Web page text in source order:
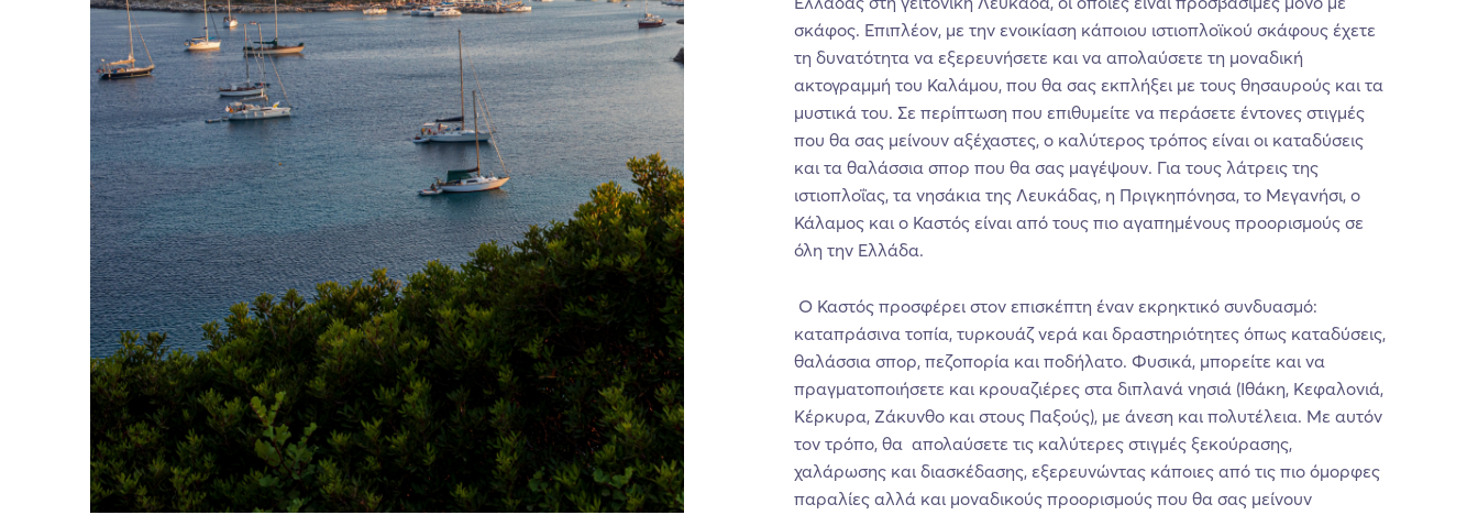
σκάφος. Επιπλέον, με την ενοικίαση κάποιου ιστιοπλοϊκού σκάφους έχετε
τη δυνατότητα να εξερευνήσετε και να απολαύσετε τη μοναδική
ακτογραμμή του Καλάμου, που θα σας εκπλήξει με τους θησαυρούς και τα
μυστικά του. Σε περίπτωση που επιθυμείτε να περάσετε έντονες στιγμές
που θα σας μείνουν αξέχαστες, ο καλύτερος τρόπος είναι οι καταδύσεις
και τα θαλάσσια σπορ που θα σας μαγέψουν. Για τους λάτρεις της
ιστιοπλοΐας, τα νησάκια της Λευκάδας, η Πριγκηπόνησα, το Μεγανήσι, ο
Κάλαμος και ο Καστός είναι από τους πιο αγαπημένους προορισμούς σε
όλη την Ελλάδα.
Ο Καστός προσφέρει στον επισκέπτη έναν εκρηκτικό συνδυασμό:
καταπράσινα τοπία, τυρκουάζ νερά και δραστηριότητες όπως καταδύσεις,
θαλάσσια σπορ, πεζοπορία και ποδήλατο. Φυσικά, μπορείτε και να
πραγματοποιήσετε και κρουαζιέρες στα διπλανά νησιά (Ιθάκη, Κεφαλονιά,
Κέρκυρα, Ζάκυνθο και στους Παξούς), με άνεση και πολυτέλεια. Με αυτόν
τον τρόπο, θα απολαύσετε τις καλύτερες στιγμές ξεκούρασης,
χαλάρωσης και διασκέδασης, εξερευνώντας κάποιες από τις πιο όμορφες
παραλίες αλλά και μοναδικούς προορισμούς που θα σας μείνουν